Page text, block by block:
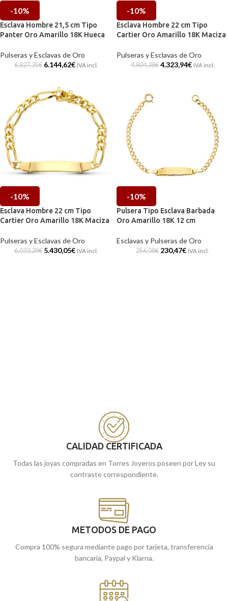
-10%
Esclava Hombre 21,5 cm Tipo
Panter Oro Amarillo 18K Hueca
Pulseras y Esclavas de Oro
6.827,35€ 6.144,62€ IVA incl.
-10%
Esclava Hombre 22 cm Tipo
Cartier Oro Amarillo 18K Maciza
Pulseras y Esclavas de Oro
4.804,38€ 4.323,94€ IVA incl.
-10%
Esclava Hombre 22 cm Tipo
Cartier Oro Amarillo 18K Maciza
Pulseras y Esclavas de Oro
6.033,39€ 5.430,05€ IVA incl.
-10%
Pulsera Tipo Esclava Barbada
Oro Amarillo 18K 12 cm
Esclavas y Pulseras de Oro
256,08€ 230,47€ IVA incl.
CALIDAD CERTIFICADA
Todas las joyas compradas en Torres Joyeros poseen por Ley su
contraste correspondiente.
METODOS DE PAGO
Compra 100% segura mediante pago por tarjeta, transferencia
bancaria, Paypal y Klarna.